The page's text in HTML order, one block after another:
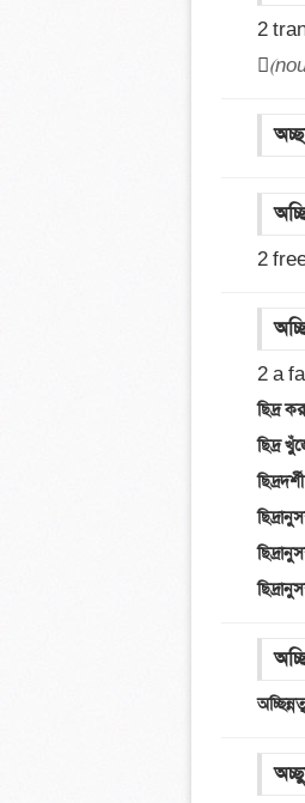
2

2
ছিদ্র
ছিদ্র
ছিদ্রদর্শী